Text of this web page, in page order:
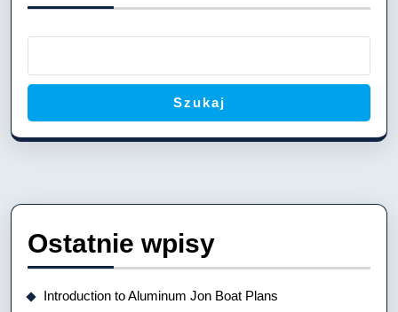
Szukaj
Ostatnie wpisy
Introduction to Aluminum Jon Boat Plans